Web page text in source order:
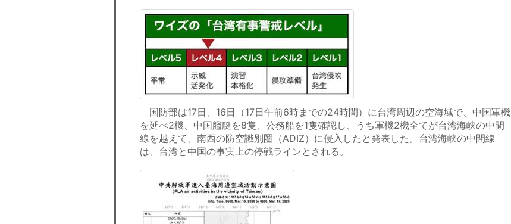
国防部は17日、16日（17日午前6時までの24時間）に台湾周辺の空海域で、中国軍機
を延べ2機、中国艦艇を8隻、公務船を1隻確認し、うち軍機2機全てが台湾海峡の中間
線を越えて、南西の防空識別圏（ADIZ）に侵入したと発表した。台湾海峡の中間線
は、台湾と中国の事実上の停戦ラインとされる。